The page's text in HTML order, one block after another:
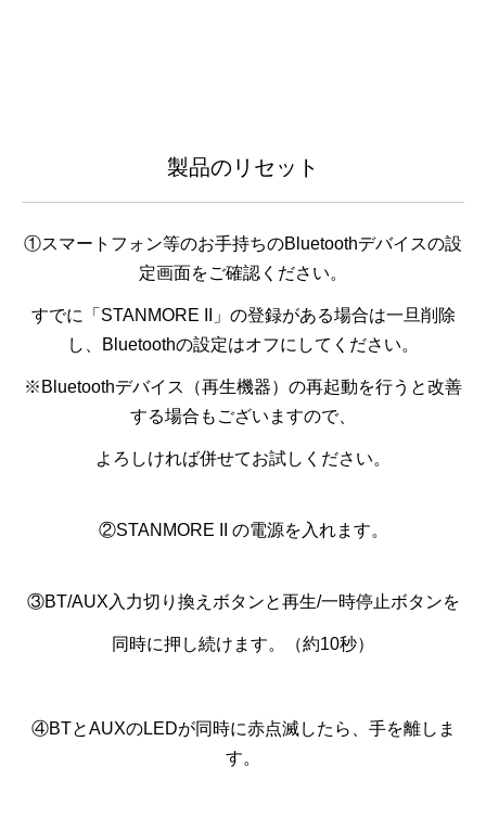
製品のリセット
①スマートフォン等のお手持ちのBluetoothデバイスの設
定画面をご確認ください。
すでに「STANMORE II」の登録がある場合は一旦削除
し、Bluetoothの設定はオフにしてください。
※Bluetoothデバイス（再生機器）の再起動を行うと改善
する場合もございますので、
よろしければ併せてお試しください。
②STANMORE II の電源を入れます。
③BT/AUX入力切り換えボタンと再生/一時停止ボタンを
同時に押し続けます。（約10秒）
④BTとAUXのLEDが同時に赤点滅したら、手を離しま
す。